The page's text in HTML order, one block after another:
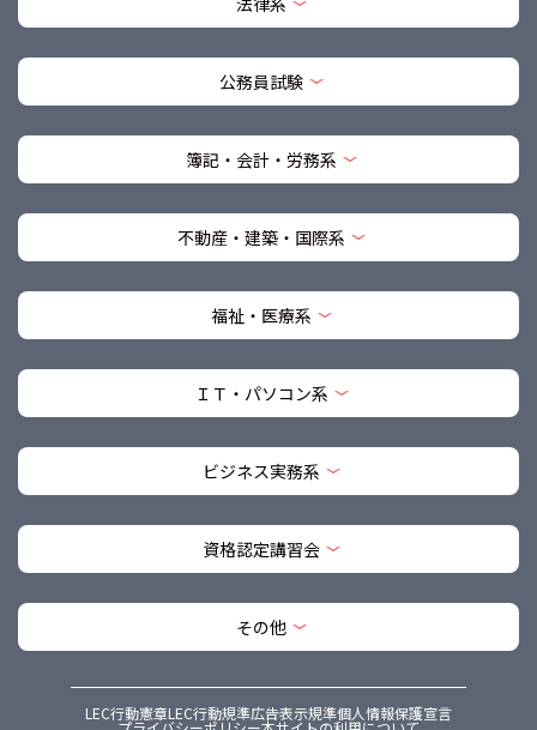
公務員試験
簿記・会計・労務系
不動産・建築・国際系
福祉・医療系
ＩＴ・パソコン系
ビジネス実務系
資格認定講習会
その他
LEC行動憲章LEC行動規準広告表示規準個人情報保護宣言